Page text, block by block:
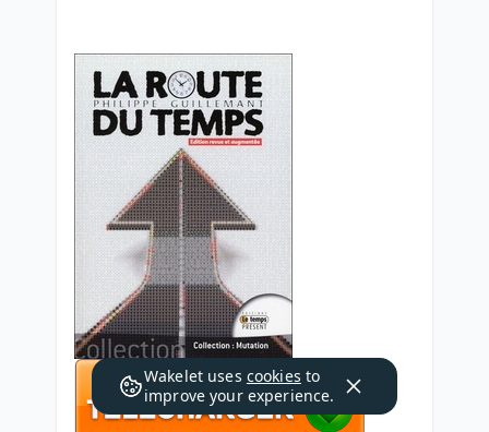
Wakelet uses cookies to
improve your experience.